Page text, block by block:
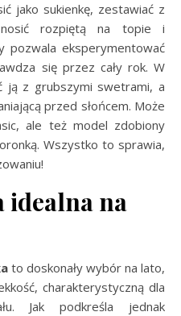
jako sukienkę, zestawiać z
nosić rozpiętą na topie i
pozwala eksperymentować
się przez cały rok. W
ją z grubszymi swetrami, a
przed słońcem. Może
ale też model zdobiony
Wszystko to sprawia,
idealna na
to doskonały wybór na lato,
charakterystyczną dla
Jak podkreśla jednak